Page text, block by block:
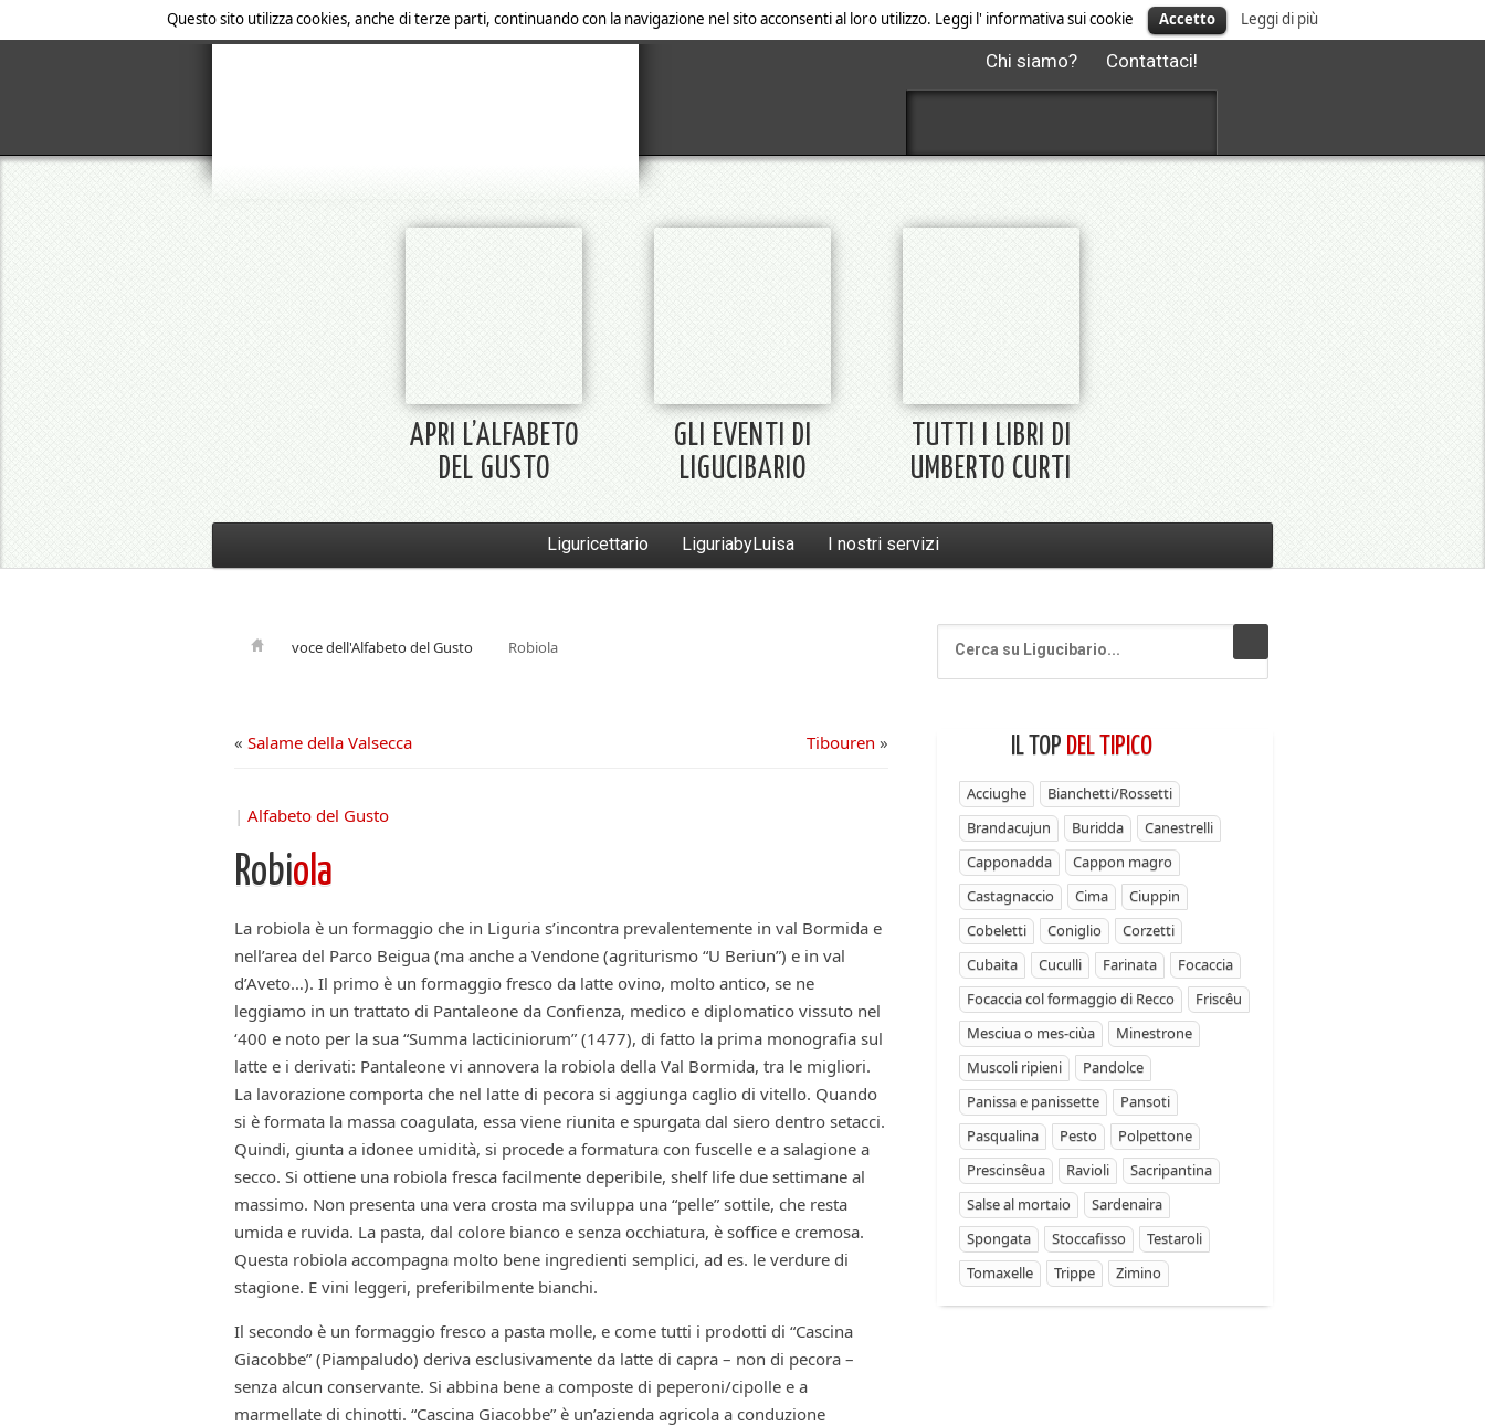
Questo sito utilizza cookies, anche di terze parti, continuando con la navigazione nel sito acconsenti al loro utilizzo. Leggi l' informativa sui cookie Accetto Leggi di più
Chi siamo? Contattaci!
APRI L’ALFABETO
DEL GUSTO
GLI EVENTI DI
LIGUCIBARIO
TUTTI I LIBRI DI
UMBERTO CURTI
Liguricettario LiguriabyLuisa I nostri servizi
voce dell'Alfabeto del Gusto Robiola
« Salame della Valsecca Tibouren »
| Alfabeto del Gusto
Robiola
La robiola è un formaggio che in Liguria s’incontra prevalentemente in val Bormida e
nell’area del Parco Beigua (ma anche a Vendone (agriturismo “U Beriun”) e in val
d’Aveto…). Il primo è un formaggio fresco da latte ovino, molto antico, se ne
leggiamo in un trattato di Pantaleone da Confienza, medico e diplomatico vissuto nel
‘400 e noto per la sua “Summa lacticiniorum” (1477), di fatto la prima monografia sul
latte e i derivati: Pantaleone vi annovera la robiola della Val Bormida, tra le migliori.
La lavorazione comporta che nel latte di pecora si aggiunga caglio di vitello. Quando
si è formata la massa coagulata, essa viene riunita e spurgata dal siero dentro setacci.
Quindi, giunta a idonee umidità, si procede a formatura con fuscelle e a salagione a
secco. Si ottiene una robiola fresca facilmente deperibile, shelf life due settimane al
massimo. Non presenta una vera crosta ma sviluppa una “pelle” sottile, che resta
umida e ruvida. La pasta, dal colore bianco e senza occhiatura, è soffice e cremosa.
Questa robiola accompagna molto bene ingredienti semplici, ad es. le verdure di
stagione. E vini leggeri, preferibilmente bianchi.
Il secondo è un formaggio fresco a pasta molle, e come tutti i prodotti di “Cascina
Giacobbe” (Piampaludo) deriva esclusivamente da latte di capra – non di pecora –
senza alcun conservante. Si abbina bene a composte di peperoni/cipolle e a
marmellate di chinotti. “Cascina Giacobbe” è un’azienda agricola a conduzione
IL TOP DEL TIPICO
Acciughe
Bianchetti/Rossetti
Brandacujun
Buridda
Canestrelli
Capponadda
Cappon magro
Castagnaccio
Cima
Ciuppin
Cobeletti
Coniglio
Corzetti
Cubaita
Cuculli Farinata
Focaccia
Focaccia col formaggio di Recco
Friscêu
Mesciua o mes-ciùa
Minestrone
Muscoli ripieni
Pandolce
Panissa e panissette
Pansoti
Pasqualina
Pesto
Polpettone
Prescinsêua
Ravioli
Sacripantina
Salse al mortaio
Sardenaira
Spongata
Stoccafisso
Testaroli
Tomaxelle
Trippe Zimino